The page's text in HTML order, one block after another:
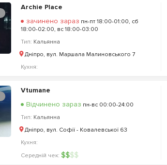
Archie Place
зачинено зараз пн-пт 18:00-01:00, сб
18:00-02:00, вс 18:00-03:00
Тип: Кальянна
Дніпро, вул. Маршала Малиновського 7
Кухня:
Vtumane
Відчинено зараз пн-вс 00:00-24:00
Тип: Кальянна
Дніпро, вул. Софії - Ковалевської 63
Кухня:
Середній чек: $$$$